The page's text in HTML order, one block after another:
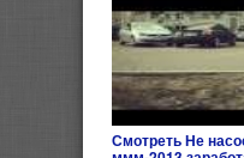
Смотреть Не